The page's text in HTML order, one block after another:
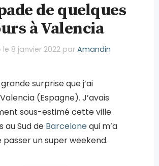
de quelques
à Valencia
le 8 janvier 2022 par Amandin
surprise que j’ai
(Espagne). J’avais
sous-estimé cette ville
au Sud de Barcelonequi m’a
passer un super weekend.